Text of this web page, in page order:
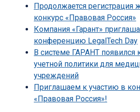
Продолжается регистрация
конкурс «Правовая Россия»
Компания «Гарант»
конференцию LegalTech Day
В системе ГАРАНТ появился
учетной политики для
учреждений
Приглашаем к участию в
«Правовая Россия»!